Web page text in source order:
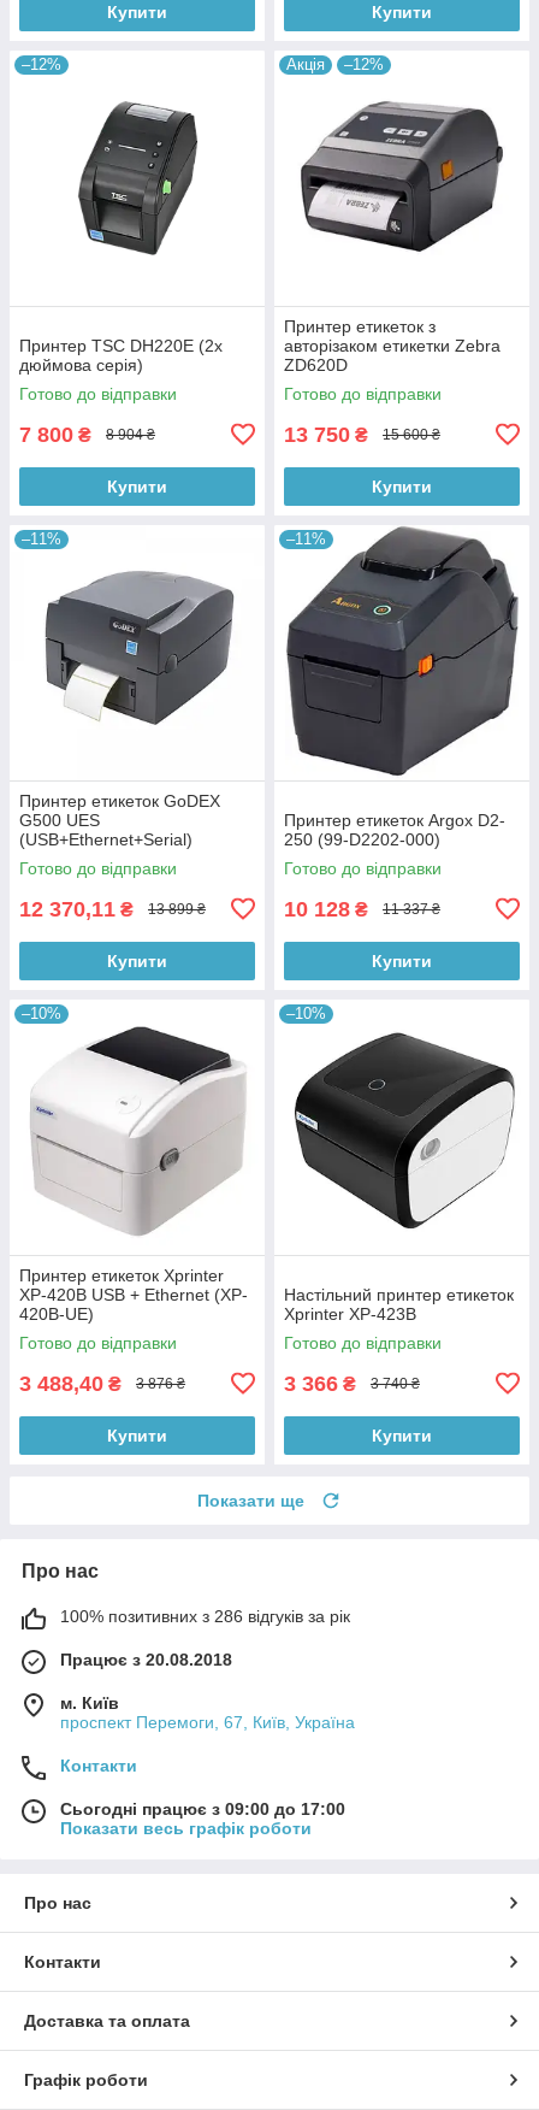
Купити Купити
–12%
Принтер TSC DH220Е (2х
дюймова серія)
Готово до відправки
7 800 ₴ 8 904 ₴
Купити
Акція –12%
Принтер етикеток з
авторізаком етикетки Zebra
ZD620D
Готово до відправки
13 750 ₴ 15 600 ₴
Купити
–11%
Принтер етикеток GoDEX
G500 UES
(USB+Ethernet+Serial)
Готово до відправки
12 370,11 ₴ 13 899 ₴
Купити
–11%
Принтер етикеток Argox D2-
250 (99-D2202-000)
Готово до відправки
10 128 ₴ 11 337 ₴
Купити
–10%
Принтер етикеток Xprinter
XP-420B USB + Ethernet (XP-
420B-UE)
Готово до відправки
3 488,40 ₴ 3 876 ₴
Купити
–10%
Настільний принтер етикеток
Xprinter XP-423B
Готово до відправки
3 366 ₴ 3 740 ₴
Купити
Показати ще
Про нас
100% позитивних з 286 відгуків за рік
Працює з 20.08.2018
м. Київ
проспект Перемоги, 67, Київ, Україна
Контакти
Сьогодні працює з 09:00 до 17:00
Показати весь графік роботи
Про нас
Контакти
Доставка та оплата
Графік роботи